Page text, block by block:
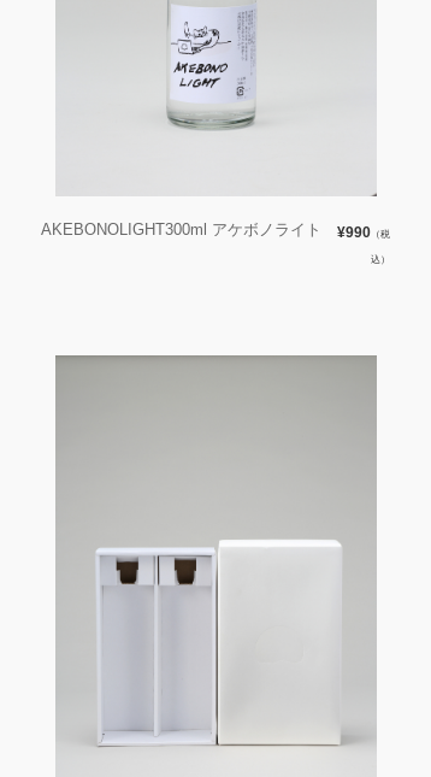
AKEBONOLIGHT300ml アケボノライト ¥990 （税
込）